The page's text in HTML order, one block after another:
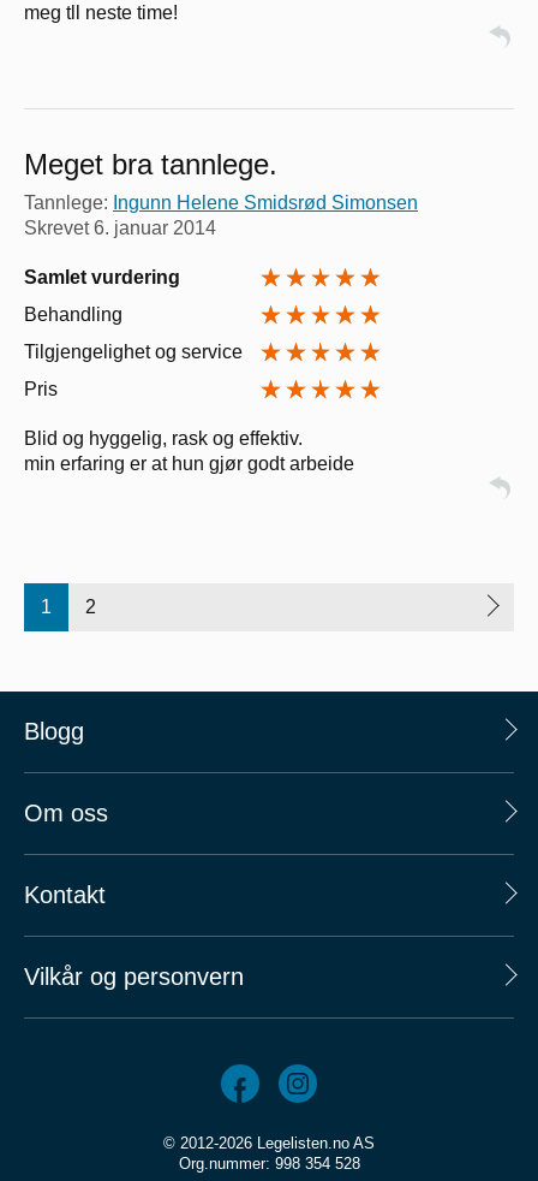
meg tll neste time!
Meget bra tannlege.
Tannlege: Ingunn Helene Smidsrød Simonsen
Skrevet6. januar 2014
Samlet vurdering
Behandling
Tilgjengelighet og service
Pris
Blid og hyggelig, rask og effektiv.
min erfaring er at hun gjør godt arbeide
1 2
Blogg
Om oss
Kontakt
Vilkår og personvern
© 2012-2026 Legelisten.no AS
Org.nummer: 998 354 528